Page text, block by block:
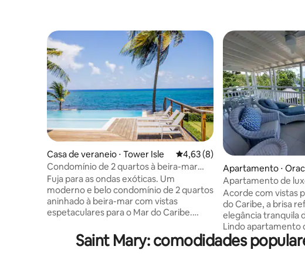
Casa de veraneio ⋅ Tower Isle 4,63 de uma avaliação média
4,63 (8)
Condomínio de 2 quartos à beira-mar
perto de Ocho Rios
Fuja para as ondas exóticas. Um
moderno e belo condomínio de 2 quartos
aninhado à beira-mar com vistas
espetaculares para o Mar do Caribe.
Rios, desfrute de uma escapada
tranquila, mas confortável, que ainda
Apartamento ⋅
Apartamento de
vista para o mar em
Acorde com vistas
do Caribe, a brisa
elegância tranquila
Lindo apartamento
banheiros, ideal
que trabalham
Saint Mary: comodidades